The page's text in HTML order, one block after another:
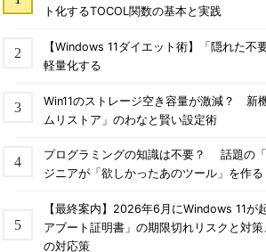
したウィンドウのタブをウィンドウ
ようにピン止めされたウィンドウにな
ピン止めされたウィンドウのタブは、
「ホーム」）を持つウィンドウにのみ
は、ピン止めされていない任意のウ
る。
デスクトップやフォルダ上に作成し
トから起動したWebサイトのことで、それ
ト化するTOCOL関数の基本と実践
【Windows 11ダイエット術】「隠れた不
軽量化する
Win11のストレージ空き容量が激減？ 新
ムリストア」のわなと賢い設定術
プログラミングの知識は不要？ 話題の
ジニアが「欲しかったあのツール」を作る
【最終案内】2026年6月にWindows 11
アブート証明書」の期限切れリスクと対
の対応策